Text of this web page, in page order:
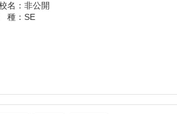
名：非公開
種：SE